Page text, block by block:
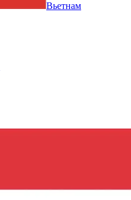
Вьетнам